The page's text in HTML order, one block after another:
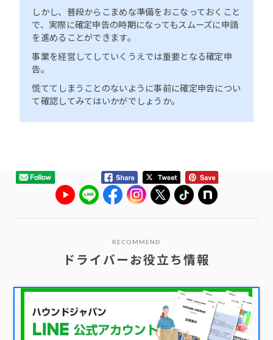
しかし、普段からこまめな準備をおこなっておくこと
で、実際に確定申告の時期になってもスムーズに申請
を進めることができます。
事業を経営してしていくうえでは重要となる確定申
告。
慌ててしまうことのないように事前に確定申告につい
て確認してみてはいかがでしょうか。
RECOMMEND
ドライバーお役立ち情報